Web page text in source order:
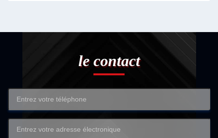
le contact